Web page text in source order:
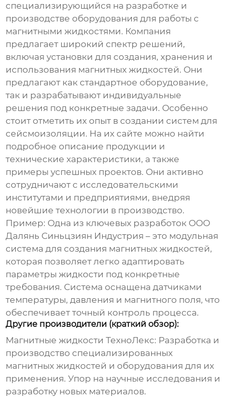
специализирующийся на разработке и
производстве оборудования для работы с
магнитными жидкостями. Компания
предлагает широкий спектр решений,
включая установки для создания, хранения и
использования магнитных жидкостей. Они
предлагают как стандартное оборудование,
так и разрабатывают индивидуальные
решения под конкретные задачи. Особенно
стоит отметить их опыт в создании систем для
сейсмоизоляции. На их сайте можно найти
подробное описание продукции и
технические характеристики, а также
примеры успешных проектов. Они активно
сотрудничают с исследовательскими
институтами и предприятиями, внедряя
новейшие технологии в производство.
Пример: Одна из ключевых разработок ООО
Далянь Синьцзиян Индустрия – это модульная
система для создания магнитных жидкостей,
которая позволяет легко адаптировать
параметры жидкости под конкретные
требования. Система оснащена датчиками
температуры, давления и магнитного поля, что
обеспечивает точный контроль процесса.
Другие производители (краткий обзор):
Магнитные жидкости ТехноЛекс: Разработка и
производство специализированных
магнитных жидкостей и оборудования для их
применения. Упор на научные исследования и
разработку новых материалов.